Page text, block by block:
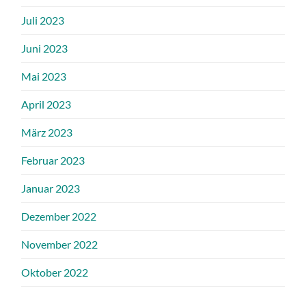
Juli 2023
Juni 2023
Mai 2023
April 2023
März 2023
Februar 2023
Januar 2023
Dezember 2022
November 2022
Oktober 2022